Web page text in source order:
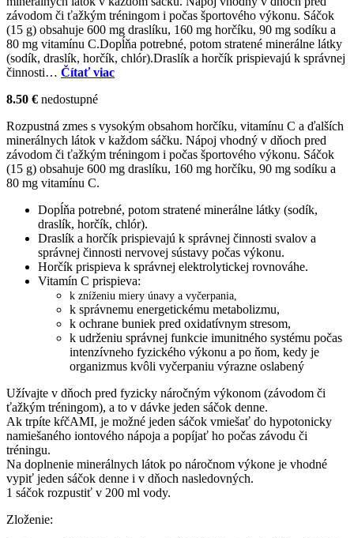
závodom či ťažkým tréningom i počas športového výkonu. Sáčok
(15 g) obsahuje 600 mg draslíku, 160 mg horčíku, 90 mg sodíku a
80 mg vitamínu C.Dopĺňa potrebné, potom stratené minerálne látky
(sodík, draslík, horčík, chlór).Draslík a horčík prispievajú k správnej
činnosti… Čítať viac
8.50 € nedostupné
Rozpustná zmes s vysokým obsahom horčíku, vitamínu C a ďalších
minerálnych látok v každom sáčku. Nápoj vhodný v dňoch pred
závodom či ťažkým tréningom i počas športového výkonu. Sáčok
(15 g) obsahuje 600 mg draslíku, 160 mg horčíku, 90 mg sodíku a
80 mg vitamínu C.
Dopĺňa potrebné, potom stratené minerálne látky (sodík,
draslík, horčík, chlór).
Draslík a horčík prispievajú k správnej činnosti svalov a
správnej činnosti nervovej sústavy počas výkonu.
Horčík prispieva k správnej elektrolytickej rovnováhe.
Vitamín C prispieva:
k zníženiu miery únavy a vyčerpania,
k správnemu energetickému metabolizmu,
k ochrane buniek pred oxidatívnym stresom,
k udrženiu správnej funkcie imunitného systému počas
intenzívneho fyzického výkonu a po ňom, kedy je
organizmus kvôli vyčerpaniu výrazne oslabený
Užívajte v dňoch pred fyzicky náročným výkonom (závodom či
ťažkým tréningom), a to v dávke jeden sáčok denne.
Ak trpíte kŕčAMI, je možné jeden sáčok vmiešať do hypotonicky
namiešaného iontového nápoja a popíjať ho počas závodu či
tréningu.
Na doplnenie minerálnych látok po náročnom výkone je vhodné
vypiť jeden sáčok denne i v dňoch nasledovných.
1 sáčok rozpustiť v 200 ml vody.
Zloženie: